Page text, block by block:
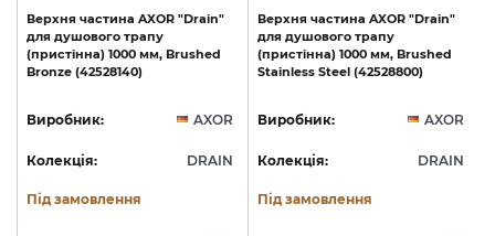
Верхня частина AXOR "Drain"
для душового трапу
(пристінна) 1000 мм, Brushed
Bronze (42528140)
Виробник: AXOR
Колекція: DRAIN
Під замовлення
Верхня частина AXOR "Drain"
для душового трапу
(пристінна) 1000 мм, Brushed
Stainless Steel (42528800)
Виробник: AXOR
Колекція: DRAIN
Під замовлення